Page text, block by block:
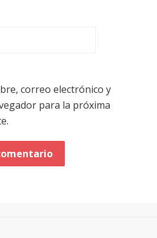
correo electrónico y
para la próxima